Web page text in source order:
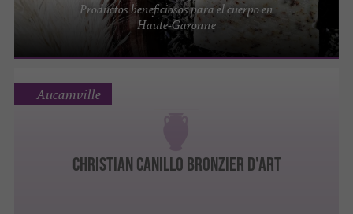
Productos beneficiosos para el cuerpo en
Haute-Garonne
CHRISTIAN CANILLO BRONZIER D'ART
Aucamville